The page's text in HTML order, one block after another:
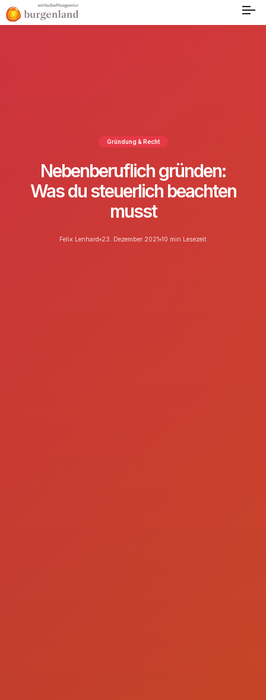
Gründung & Recht
Nebenberuflich gründen:
Was du steuerlich beachten
musst
Felix Lenhard 23. Dezember 2021 10 min Lesezeit